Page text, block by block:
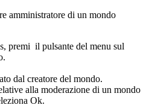
amministratore di un mondo
premi il pulsante del menu sul
dal creatore del mondo.
alla moderazione di un mondo
Ok.